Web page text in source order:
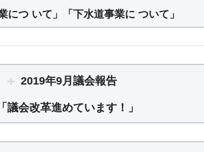
につ いて」「下水道事業に ついて」
2019年9月議会報告
「議会改革進めています！」